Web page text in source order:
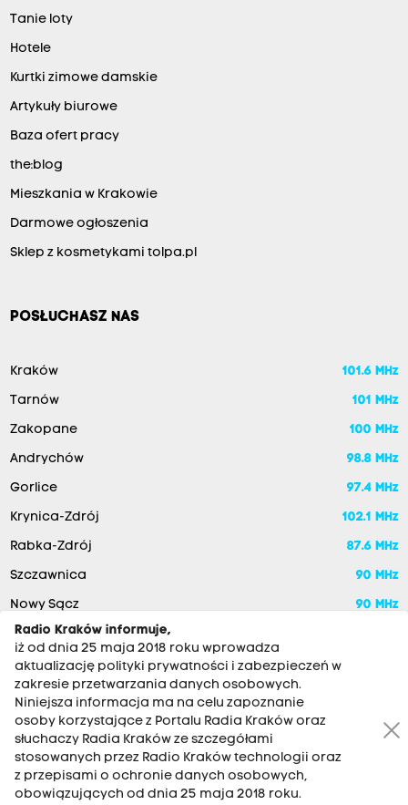
Tanie loty
Hotele
Kurtki zimowe damskie
Artykuły biurowe
Baza ofert pracy
the:blog
Mieszkania w Krakowie
Darmowe ogłoszenia
Sklep z kosmetykami tolpa.pl
POSŁUCHASZ NAS
Kraków 101.6 MHz
Tarnów 101 MHz
Zakopane 100 MHz
Andrychów 98.8 MHz
Gorlice 97.4 MHz
Krynica-Zdrój 102.1 MHz
Rabka-Zdrój 87.6 MHz
Szczawnica 90 MHz
Nowy Sącz 90 MHz
RADIO KRAKÓW SA. Aleja Juliusza Słowackiego 22, 30-007
Kraków
Radio Kraków informuje,
iż od dnia 25 maja 2018 roku wprowadza
aktualizację polityki prywatności i zabezpieczeń w
zakresie przetwarzania danych osobowych.
Niniejsza informacja ma na celu zapoznanie
osoby korzystające z Portalu Radia Kraków oraz
słuchaczy Radia Kraków ze szczegółami
stosowanych przez Radio Kraków technologii oraz
z przepisami o ochronie danych osobowych,
obowiązujących od dnia 25 maja 2018 roku.